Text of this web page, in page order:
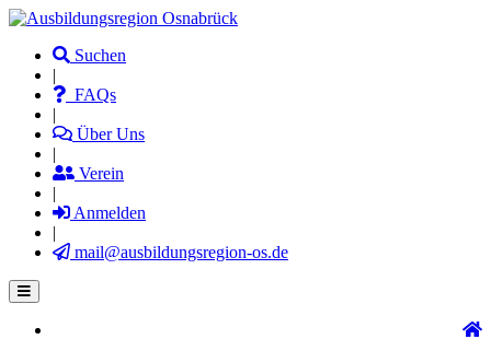
Direkt
Inhalt
Suchen
|
FAQs
|
Über Uns
|
Verein
|
Anmelden
|
mail@ausbildungsregion-os.de